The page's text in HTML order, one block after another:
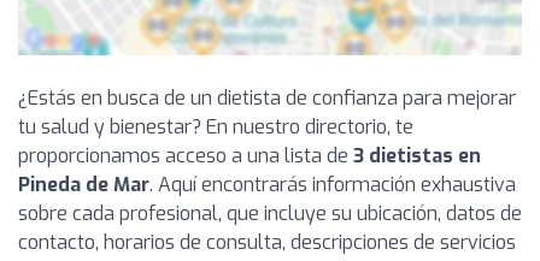
¿Estás en busca de un dietista de confianza para mejorar
tu salud y bienestar? En nuestro directorio, te
proporcionamos acceso a una lista de 3 dietistas en
Pineda de Mar. Aquí encontrarás información exhaustiva
sobre cada profesional, que incluye su ubicación, datos de
contacto, horarios de consulta, descripciones de servicios